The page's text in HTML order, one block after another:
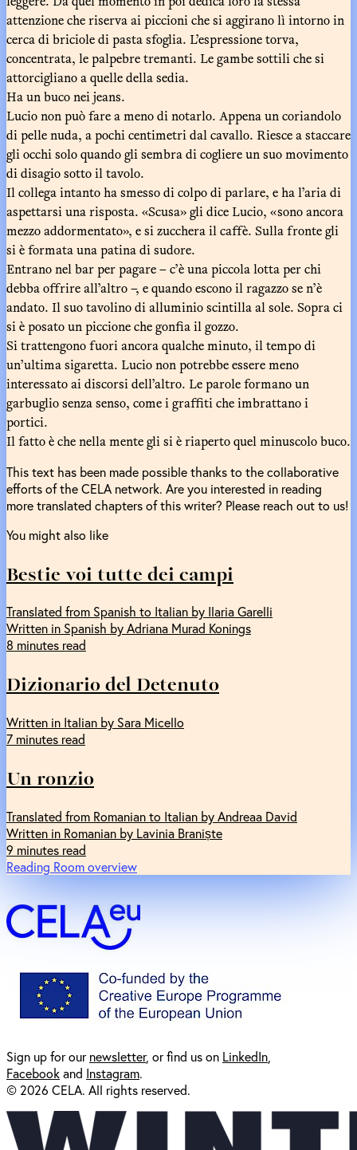
attenzione che riserva ai piccioni che si aggirano lì intorno in
cerca di briciole di pasta sfoglia. L’espressione torva,
concentrata, le palpebre tremanti. Le gambe sottili che si
attorcigliano a quelle della sedia.
Ha un buco nei jeans.
Lucio non può fare a meno di notarlo. Appena un coriandolo
di pelle nuda, a pochi centimetri dal cavallo. Riesce a staccare
gli occhi solo quando gli sembra di cogliere un suo movimento
di disagio sotto il tavolo.
Il collega intanto ha smesso di colpo di parlare, e ha l’aria di
aspettarsi una risposta. «Scusa» gli dice Lucio, «sono ancora
mezzo addormentato», e si zucchera il caffè. Sulla fronte gli
si è formata una patina di sudore.
Entrano nel bar per pagare – c’è una piccola lotta per chi
debba offrire all’altro –, e quando escono il ragazzo se n’è
andato. Il suo tavolino di alluminio scintilla al sole. Sopra ci
si è posato un piccione che gonfia il gozzo.
Si trattengono fuori ancora qualche minuto, il tempo di
un’ultima sigaretta. Lucio non potrebbe essere meno
interessato ai discorsi dell’altro. Le parole formano un
garbuglio senza senso, come i graffiti che imbrattano i
portici.
Il fatto è che nella mente gli si è riaperto quel minuscolo buco.
This text has been made possible thanks to the collaborative
efforts of the CELA network. Are you interested in reading
more translated chapters of this writer? Please reach out to us!
You might also like
Bestie voi tutte dei campi
Translated from Spanish to Italian by Ilaria Garelli
Written in Spanish by Adriana Murad Konings
8 minutes read
Dizionario del Detenuto
Written in Italian by Sara Micello
7 minutes read
Un ronzio
Translated from Romanian to Italian by Andreaa David
Written in Romanian by Lavinia Braniște
9 minutes read
Reading Room overview
Sign up for ournewsletter, or find us on LinkedIn
Facebookand Instagram.
© 2026 CELA. All rights reserved.